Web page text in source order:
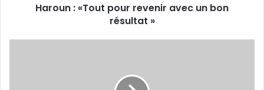
Haroun : «Tout pour revenir avec un bon
résultat »